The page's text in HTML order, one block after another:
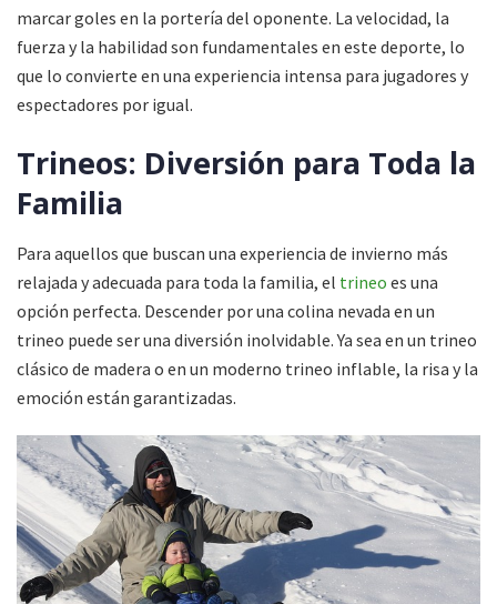
marcar goles en la portería del oponente. La velocidad, la
fuerza y la habilidad son fundamentales en este deporte, lo
que lo convierte en una experiencia intensa para jugadores y
espectadores por igual.
Trineos: Diversión para Toda la
Familia
Para aquellos que buscan una experiencia de invierno más
relajada y adecuada para toda la familia, el trineo es una
opción perfecta. Descender por una colina nevada en un
trineo puede ser una diversión inolvidable. Ya sea en un trineo
clásico de madera o en un moderno trineo inflable, la risa y la
emoción están garantizadas.